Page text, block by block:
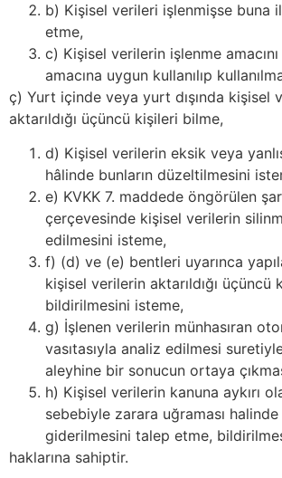
b) Kişisel verileri işlenmişse buna
etme,
c) Kişisel verilerin işlenme
amacına uygun kullanılıp
ç) Yurt içinde veya yurt dışında kişisel
aktarıldığı üçüncü kişileri bilme,
d) Kişisel verilerin eksik veya
hâlinde bunların düzeltilmesini
e) KVKK 7. maddede öngörülen
çerçevesinde kişisel verilerin
edilmesini isteme,
f) (d) ve (e) bentleri uyarınca
kişisel verilerin aktarıldığı üçüncü
bildirilmesini isteme,
g) İşlenen verilerin münhasıran
vasıtasıyla analiz edilmesi
aleyhine bir sonucun ortaya
h) Kişisel verilerin kanuna aykırı
sebebiyle zarara uğraması halinde
giderilmesini talep etme,
haklarına sahiptir.